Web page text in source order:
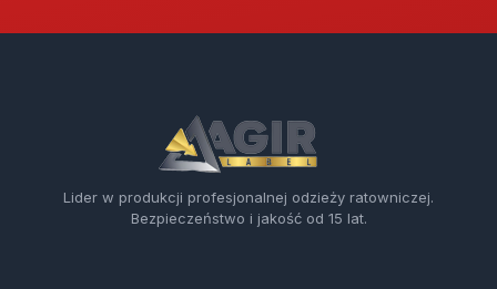
Lider w produkcji profesjonalnej odzieży ratowniczej.
Bezpieczeństwo i jakość od 15 lat.